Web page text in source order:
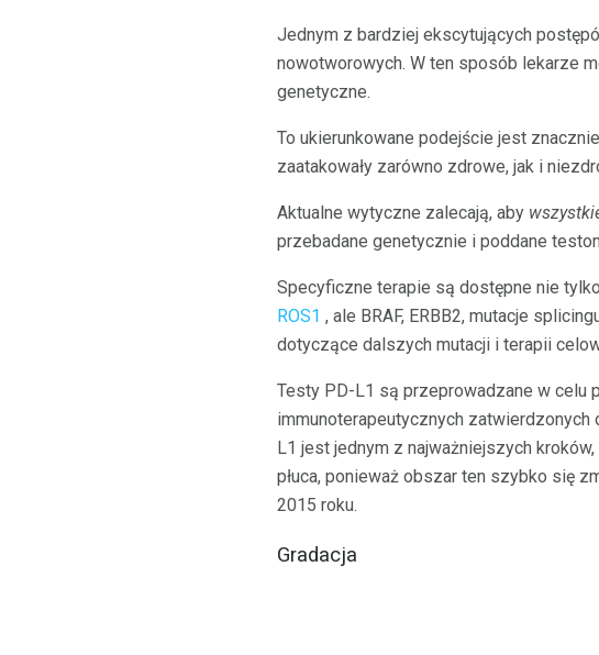
Jednym z bardziej ekscytujących
nowotworowych. W ten sposób lekarze
genetyczne.
To ukierunkowane podejście jest
zaatakowały zarówno zdrowe, jak i
Aktualne wytyczne zalecają, aby
przebadane genetycznie i poddane
Specyficzne terapie są dostępne nie
ROS1 , ale BRAF, ERBB2, mutacje
dotyczące dalszych mutacji i terapii
Testy PD-L1 są przeprowadzane w celu
immunoterapeutycznych
L1 jest jednym z najważniejszych
płuca, ponieważ obszar ten szybko się
2015 roku.
Gradacja